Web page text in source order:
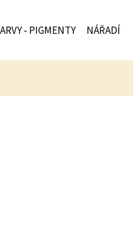
- PIGMENTY NÁŘADÍ